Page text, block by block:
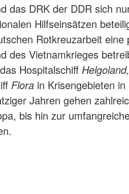
das DRK der DDR sich
Hilfseinsätzen
Rotkreuzarbeit eine
des Vietnamkrieges
Hospitalschiff Helgoland,
Flora in Krisengebieten
Jahren gehen
bis hin zur